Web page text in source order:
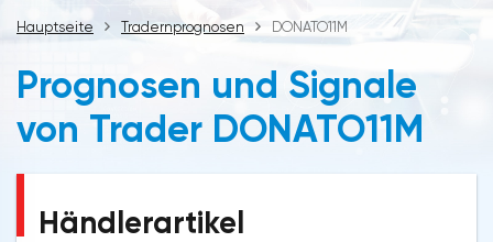
Hauptseite Tradernprognosen DONATO11M
Prognosen und Signale
von Trader DONATO11M
Händlerartikel